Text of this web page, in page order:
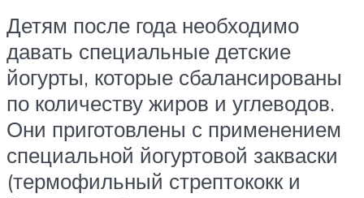
Детям после года необходимо
давать специальные детские
йогурты, которые сбалансированы
по количеству жиров и углеводов.
Они приготовлены с применением
специальной йогуртовой закваски
(термофильный стрептококк и